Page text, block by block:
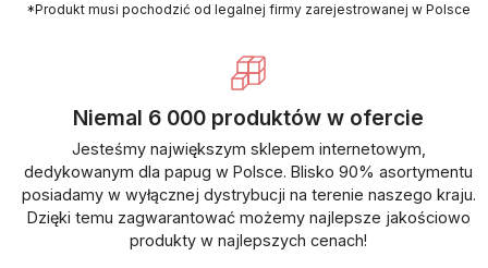
*Produkt musi pochodzić od legalnej firmy zarejestrowanej w Polsce
Niemal 6 000 produktów w ofercie
Jesteśmy największym sklepem internetowym,
dedykowanym dla papug w Polsce. Blisko 90% asortymentu
posiadamy w wyłącznej dystrybucji na terenie naszego kraju.
Dzięki temu zagwarantować możemy najlepsze jakościowo
produkty w najlepszych cenach!